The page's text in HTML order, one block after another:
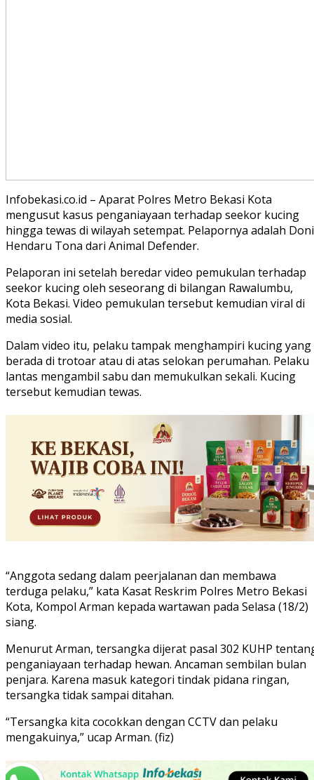
Infobekasi.co.id – Aparat Polres Metro Bekasi Kota
mengusut kasus penganiayaan terhadap seekor kucing
hingga tewas di wilayah setempat. Pelapornya adalah Doni
Hendaru Tona dari Animal Defender.
Pelaporan ini setelah beredar video pemukulan terhadap
seekor kucing oleh seseorang di bilangan Rawalumbu,
Kota Bekasi. Video pemukulan tersebut kemudian viral di
media sosial.
Dalam video itu, pelaku tampak menghampiri kucing yang
berada di trotoar atau di atas selokan perumahan. Pelaku
lantas mengambil sabu dan memukulkan sekali. Kucing
tersebut kemudian tewas.
“Anggota sedang dalam peerjalanan dan membawa
terduga pelaku,” kata Kasat Reskrim Polres Metro Bekasi
Kota, Kompol Arman kepada wartawan pada Selasa (18/2)
siang.
Menurut Arman, tersangka dijerat pasal 302 KUHP
penganiayaan terhadap hewan. Ancaman sembilan bulan
penjara. Karena masuk kategori tindak pidana ringan,
tersangka tidak sampai ditahan.
“Tersangka kita cocokkan dengan CCTV dan pelaku
mengakuinya,” ucap Arman. (fiz)